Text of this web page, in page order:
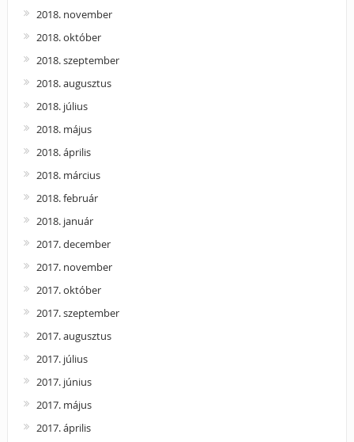
2018. november
2018. október
2018. szeptember
2018. augusztus
2018. július
2018. május
2018. április
2018. március
2018. február
2018. január
2017. december
2017. november
2017. október
2017. szeptember
2017. augusztus
2017. július
2017. június
2017. május
2017. április